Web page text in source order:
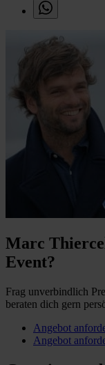
Marc
Event?
Frag unverbindlich
beraten dich gern
Angebot
Angebot